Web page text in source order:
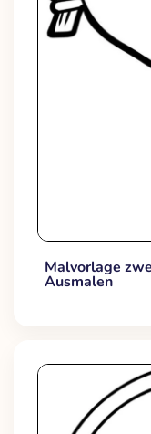
Malvorlage
Ausmalen